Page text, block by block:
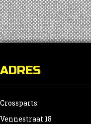
ADRES
Crossparts
Vennestraat 18